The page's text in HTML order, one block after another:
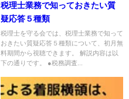
税理士業務で知っておきたい質
疑応答５種類
税理士を守る会では、税理士業務で知って
おきたい質疑応答５種類について、初月無
料期間から視聴できます。 解説内容は以
下の通りです。 ●税務調査...